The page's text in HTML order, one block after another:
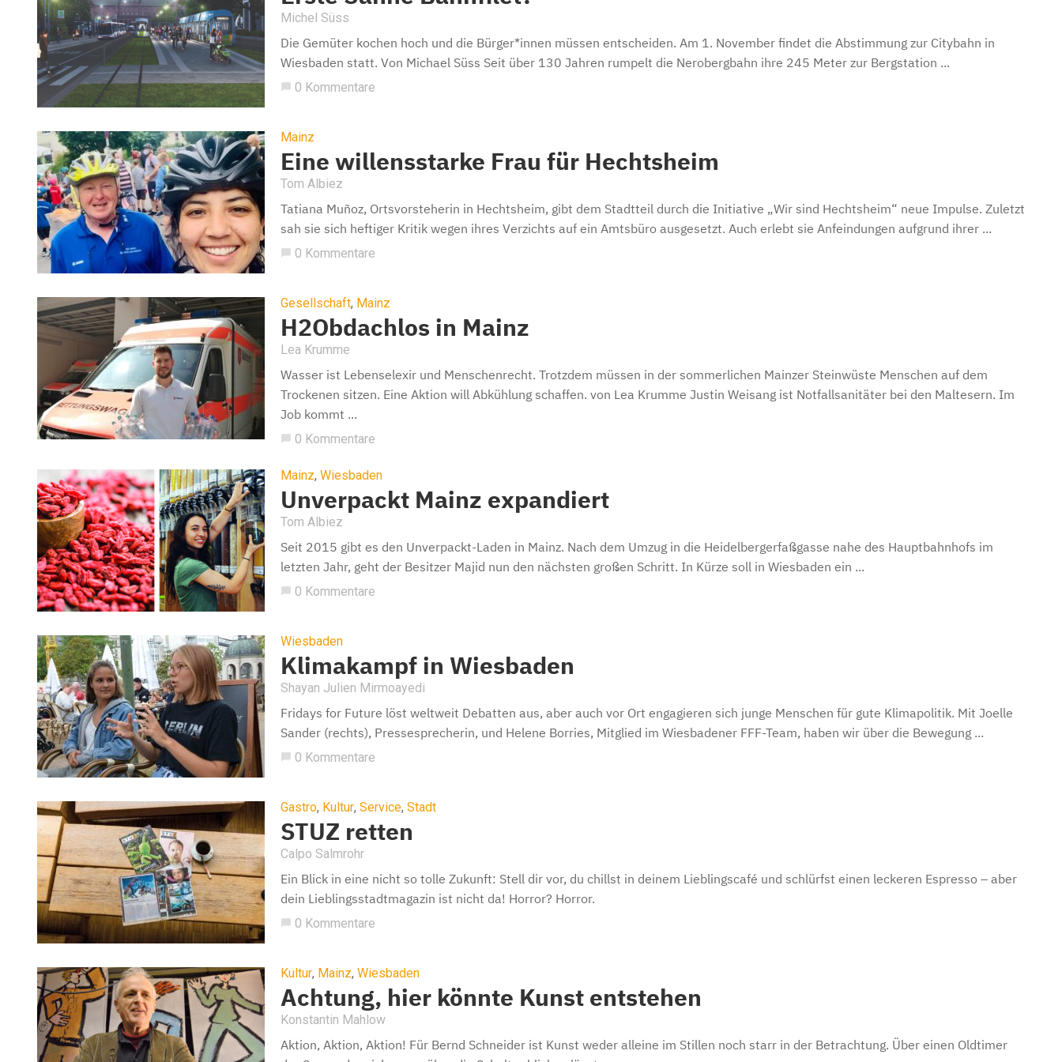
Michel Süss
Die Gemüter kochen hoch und die Bürger*innen müssen entscheiden. Am 1. November findet die Abstimmung zur Citybahn in
Wiesbaden statt. Von Michael Süss Seit über 130 Jahren rumpelt die Nerobergbahn ihre 245 Meter zur Bergstation ...
chat_bubble 0 Kommentare
Mainz
Eine willensstarke Frau für Hechtsheim
Tom Albiez
Tatiana Muñoz, Ortsvorsteherin in Hechtsheim, gibt dem Stadtteil durch die Initiative „Wir sind Hechtsheim“ neue Impulse. Zuletzt
sah sie sich heftiger Kritik wegen ihres Verzichts auf ein Amtsbüro ausgesetzt. Auch erlebt sie Anfeindungen aufgrund ihrer ...
chat_bubble 0 Kommentare
Gesellschaft, Mainz
H2Obdachlos in Mainz
Lea Krumme
Wasser ist Lebenselexir und Menschenrecht. Trotzdem müssen in der sommerlichen Mainzer Steinwüste Menschen auf dem
Trockenen sitzen. Eine Aktion will Abkühlung schaffen. von Lea Krumme Justin Weisang ist Notfallsanitäter bei den Maltesern. Im
Job kommt ...
chat_bubble 0 Kommentare
Mainz, Wiesbaden
Unverpackt Mainz expandiert
Tom Albiez
Seit 2015 gibt es den Unverpackt-Laden in Mainz. Nach dem Umzug in die Heidelbergerfaßgasse nahe des Hauptbahnhofs im
letzten Jahr, geht der Besitzer Majid nun den nächsten großen Schritt. In Kürze soll in Wiesbaden ein ...
chat_bubble 0 Kommentare
Wiesbaden
Klimakampf in Wiesbaden
Shayan Julien Mirmoayedi
Fridays for Future löst weltweit Debatten aus, aber auch vor Ort engagieren sich junge Menschen für gute Klimapolitik. Mit Joelle
Sander (rechts), Pressesprecherin, und Helene Borries, Mitglied im Wiesbadener FFF-Team, haben wir über die Bewegung ...
chat_bubble 0 Kommentare
Gastro, Kultur, Service, Stadt
STUZ retten
Calpo Salmrohr
Ein Blick in eine nicht so tolle Zukunft: Stell dir vor, du chillst in deinem Lieblingscafé und schlürfst einen leckeren Espresso – aber
dein Lieblingsstadtmagazin ist nicht da! Horror? Horror.
chat_bubble 0 Kommentare
Kultur, Mainz, Wiesbaden
Achtung, hier könnte Kunst entstehen
Konstantin Mahlow
Aktion, Aktion, Aktion! Für Bernd Schneider ist Kunst weder alleine im Stillen noch starr in der Betrachtung. Über einen Oldtimer